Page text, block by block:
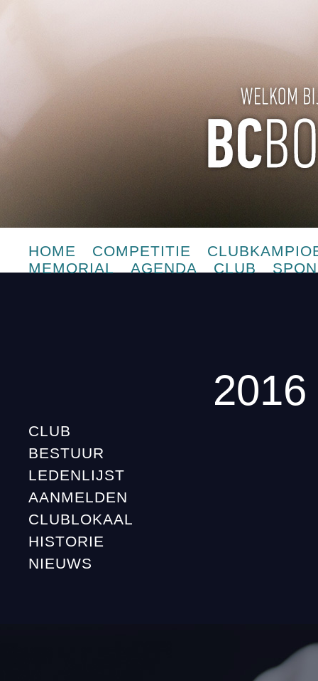
HOME COMPETITIE
MEMORIAL
AGENDA CLUB
CLUB
BESTUUR
LEDENLIJST
AANMELDEN
CLUBLOKAAL
HISTORIE
NIEUWS
2016